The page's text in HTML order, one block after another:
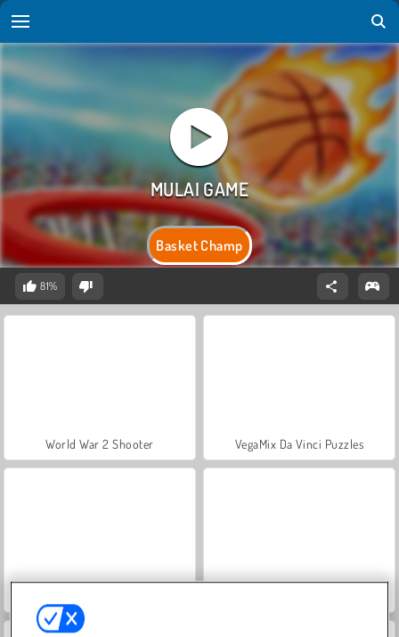
Basket Champ
81%
World War 2 Shooter VegaMix Da Vinci Puzzles